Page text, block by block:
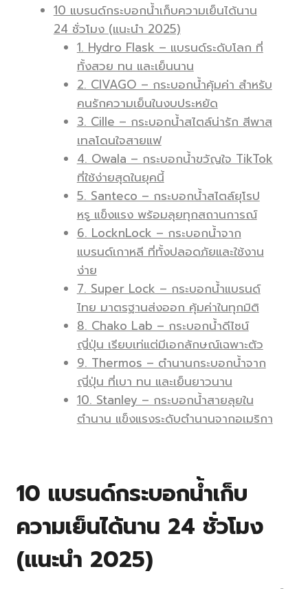
10 แบรนด์กระบอกน้ำเก็บความเย็นได้นาน
24 ชั่วโมง (แนะนำ 2025)
1. Hydro Flask – แบรนด์ระดับโลก ที่
ทั้งสวย ทน และเย็นนาน
2. CIVAGO – กระบอกน้ำคุ้มค่า สำหรับ
คนรักความเย็นในงบประหยัด
3. Cille – กระบอกน้ำสไตล์น่ารัก สีพาส
เทลโดนใจสายแฟ
4. Owala – กระบอกน้ำขวัญใจ TikTok
ที่ใช้ง่ายสุดในยุคนี้
5. Santeco – กระบอกน้ำสไตล์ยุโรป
หรู แข็งแรง พร้อมลุยทุกสถานการณ์
6. LocknLock – กระบอกน้ำจาก
แบรนด์เกาหลี ที่ทั้งปลอดภัยและใช้งาน
ง่าย
7. Super Lock – กระบอกน้ำแบรนด์
ไทย มาตรฐานส่งออก คุ้มค่าในทุกมิติ
8. Chako Lab – กระบอกน้ำดีไซน์
ญี่ปุ่น เรียบเท่แต่มีเอกลักษณ์เฉพาะตัว
9. Thermos – ตำนานกระบอกน้ำจาก
ญี่ปุ่น ที่เบา ทน และเย็นยาวนาน
10. Stanley – กระบอกน้ำสายลุยใน
ตำนาน แข็งแรงระดับตำนานจากอเมริกา
10 แบรนด์กระบอกน้ำเก็บ
ความเย็นได้นาน 24 ชั่วโมง
(แนะนำ 2025)